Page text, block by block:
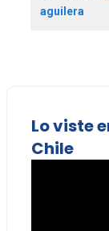
aguilera
Lo viste
Chile